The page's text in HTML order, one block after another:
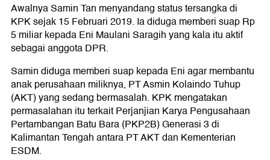
Awalnya Samin Tan menyandang status tersangka di
KPK sejak 15 Februari 2019. Ia diduga memberi suap Rp
5 miliar kepada Eni Maulani Saragih yang kala itu aktif
sebagai anggota DPR.
Samin diduga memberi suap kepada Eni agar membantu
anak perusahaan miliknya, PT Asmin Kolaindo Tuhup
(AKT) yang sedang bermasalah. KPK mengatakan
permasalahan itu terkait Perjanjian Karya Pengusahaan
Pertambangan Batu Bara (PKP2B) Generasi 3 di
Kalimantan Tengah antara PT AKT dan Kementerian
ESDM.